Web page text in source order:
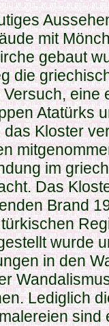
mit
gebaut
die
Versuch, eine
Atatürks
das Kloster
im
Das
Brand
wurde
in den
Lediglich
sind